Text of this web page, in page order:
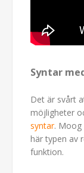
Syntar
Det är svårt
möjligheter
syntar. Moog
här typen av
funktion.